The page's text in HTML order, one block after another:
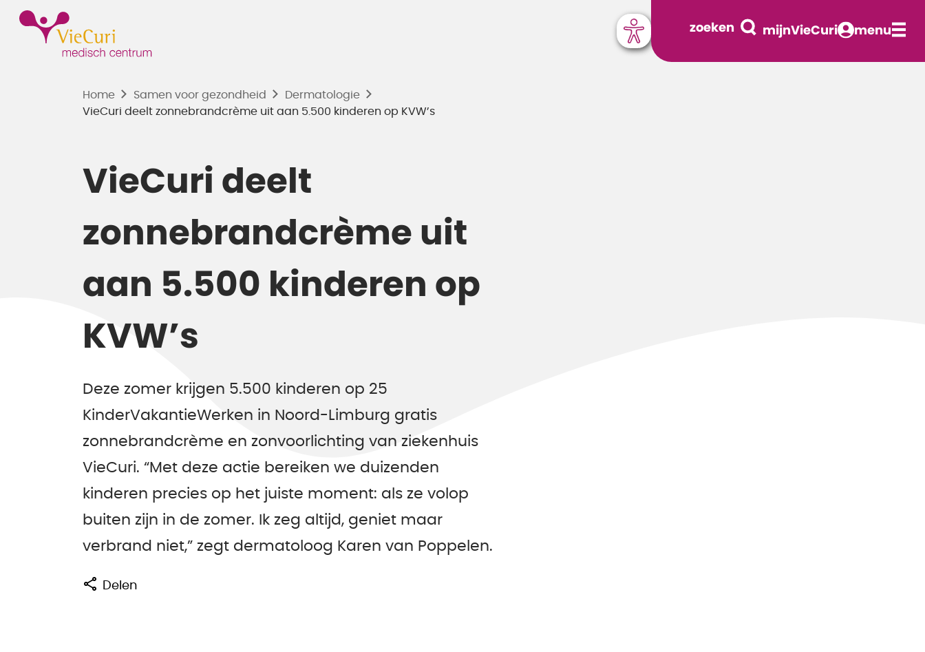
zoeken mijnVieCuri menu
Home Samen voor gezondheid
Dermatologie
VieCuri deelt zonnebrandcrème uit aan 5.500 kinderen op KVW’s
VieCuri deelt
zonnebrandcrème uit
aan 5.500 kinderen op
KVW’s
Deze zomer krijgen 5.500 kinderen op 25
KinderVakantieWerken in Noord-Limburg gratis
zonnebrandcrème en zonvoorlichting van ziekenhuis
VieCuri. “Met deze actie bereiken we duizenden
kinderen precies op het juiste moment: als ze volop
buiten zijn in de zomer. Ik zeg altijd, geniet maar
verbrand niet,” zegt dermatoloog Karen van Poppelen.
Delen